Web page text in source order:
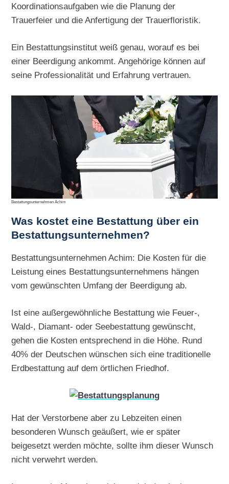
Koordinationsaufgaben wie die Planung der
Trauerfeier und die Anfertigung der Trauerfloristik.
Ein Bestattungsinstitut weiß genau, worauf es bei
einer Beerdigung ankommt. Angehörige können auf
seine Professionalität und Erfahrung vertrauen.
Bestattungsunternehmen Achim
Was kostet eine Bestattung über ein
Bestattungsunternehmen?
Bestattungsunternehmen Achim: Die Kosten für die
Leistung eines Bestattungsunternehmens hängen
vom gewünschten Umfang der Beerdigung ab.
Ist eine außergewöhnliche Bestattung wie Feuer-,
Wald-, Diamant- oder Seebestattung gewünscht,
gehen die Kosten entsprechend in die Höhe. Rund
40% der Deutschen wünschen sich eine traditionelle
Erdbestattung auf dem örtlichen Friedhof.
Hat der Verstorbene aber zu Lebzeiten einen
besonderen Wunsch geäußert, wie er später
beigesetzt werden möchte, sollte ihm dieser Wunsch
nicht verwehrt werden.